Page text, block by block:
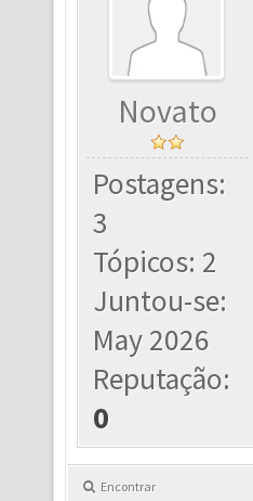
Novato
Postagens:
3
Tópicos: 2
Juntou-se:
May 2026
Reputação:
0
Encontrar